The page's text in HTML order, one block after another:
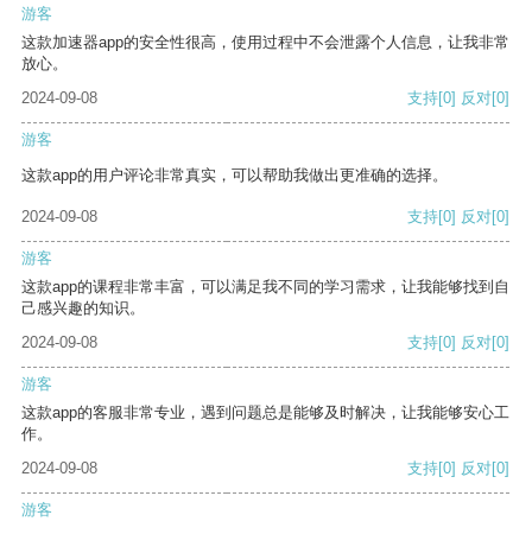
游客
这款加速器app的安全性很高，使用过程中不会泄露个人信息，让我非常
放心。
2024-09-08
支持[0] 反对[0]
游客
这款app的用户评论非常真实，可以帮助我做出更准确的选择。
2024-09-08 支持[0] 反对[0]
游客
这款app的课程非常丰富，可以满足我不同的学习需求，让我能够找到自
己感兴趣的知识。
2024-09-08
支持[0] 反对[0]
游客
这款app的客服非常专业，遇到问题总是能够及时解决，让我能够安心工
作。
2024-09-08
支持[0] 反对[0]
游客